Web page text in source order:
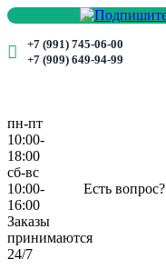
+7 (991) 745-06-00
+7 (909) 649-94-99
пн-пт
10:00-
18:00
сб-вс
10:00-
16:00
Заказы
принимаются
24/7
Есть вопрос?